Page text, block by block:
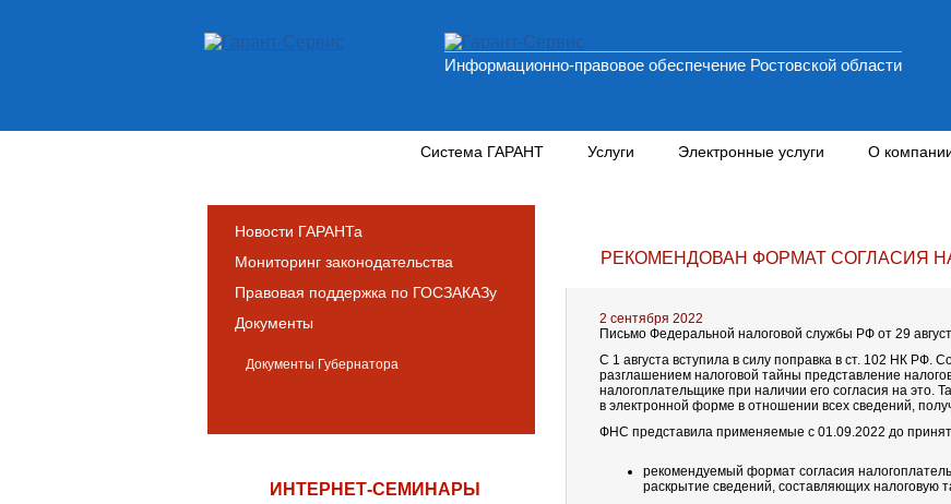
Информационно-правовое обеспечение Ростовской области
Система ГАРАНТ Услуги Электронные услуги О
Новости ГАРАНТа
Мониторинг законодательства
Правовая поддержка по ГОСЗАКАЗу
Документы
Документы Губернатора
ИНТЕРНЕТ-СЕМИНАРЫ
РЕКОМЕНДОВАН ФОРМАТ СОГЛАСИЯ
2 сентября 2022
Письмо Федеральной налоговой службы РФ от 29
С 1 августа вступила в силу поправка в ст. 102 НК РФ.
разглашением налоговой тайны представление
налогоплательщике при наличии его согласия на это.
в электронной форме в отношении всех сведений,
ФНС представила применяемые с 01.09.2022 до
рекомендуемый формат согласия
раскрытие сведений, составляющих налоговую